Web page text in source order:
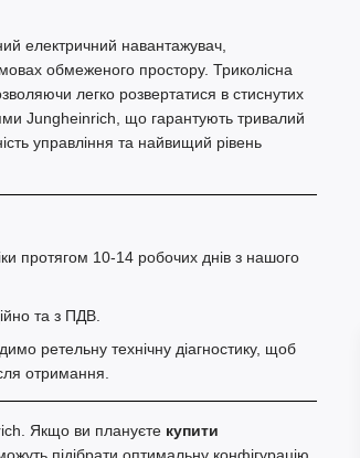
електричний навантажувач,
обмеженого простору. Триколісна
легко розвертатися в стиснутих
Jungheinrich, що гарантують тривалий
управління та найвищий рівень
протягом 10-14 робочих днів з нашого
та з ПДВ.
ретельну технічну діагностику, щоб
отримання.
Якщо ви плануєте купити